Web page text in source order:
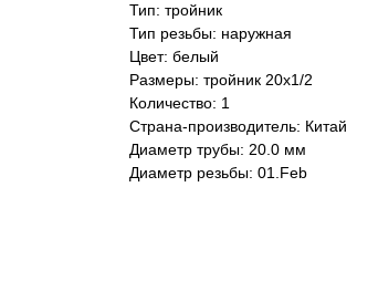
Тип: тройник
Тип резьбы: наружная
Цвет: белый
Размеры: тройник 20х1/2
Количество: 1
Страна-производитель: Китай
Диаметр трубы: 20.0 мм
Диаметр резьбы: 01.Feb